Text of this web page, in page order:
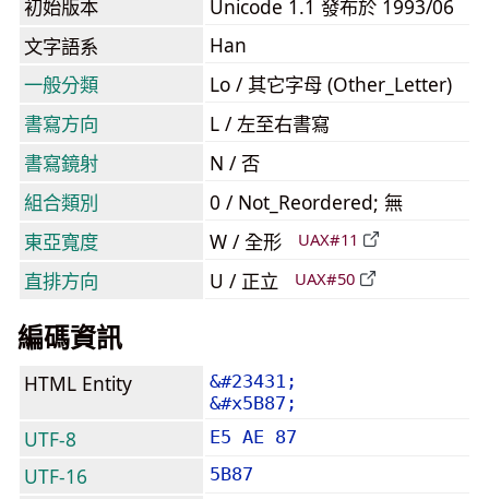
初始版本
Unicode 1.1 發布於 1993/06
文字語系
Han
一般分類
Lo / 其它字母 (Other_Letter)
書寫方向
L / 左至右書寫
書寫鏡射
N / 否
組合類別
0 / Not_Reordered; 無
東亞寬度
W / 全形 UAX#11
直排方向 U / 正立 UAX#50
編碼資訊
HTML Entity
&#23431;
&#x5B87;
UTF-8 E5 AE 87
UTF-16 5B87